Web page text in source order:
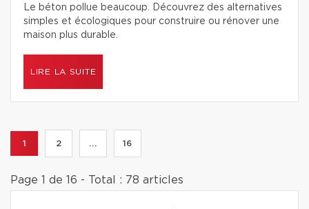
Le béton pollue beaucoup. Découvrez des alternatives
simples et écologiques pour construire ou rénover une
maison plus durable.
LIRE LA SUITE
1 2 ... 16
Page 1 de 16 - Total : 78 articles